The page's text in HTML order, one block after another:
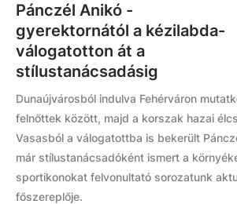
Pánczél Anikó -
gyerektornától a kézilabda-
válogatotton át a
stílustanácsadásig
Dunaújvárosból indulva Fehérváron
felnőttek között, majd a korszak hazai
Vasasból a válogatottba is bekerült
már stílustanácsadóként ismert a
sportikonokat felvonultató sorozatunk
főszereplője.